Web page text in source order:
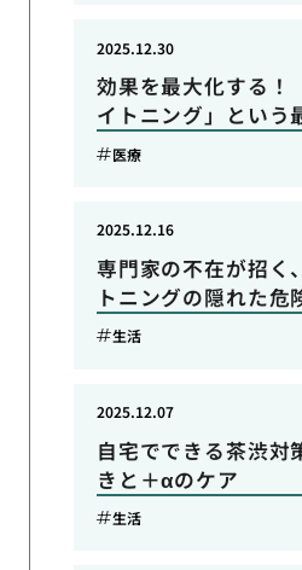
効果を最大化する！
イトニング」という
2025.12.30
医療
専門家の不在が招く
トニングの隠れた危
2025.12.16
生活
自宅でできる茶渋対
きと＋αのケア
2025.12.07
生活